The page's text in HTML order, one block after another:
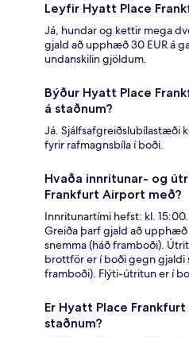
Leyfir Hyatt Place
Já, hundar og kettir mega
gjald að upphæð 30 EUR á
undanskilin gjöldum.
Býður Hyatt Place
á staðnum?
Já. Sjálfsafgreiðslubílastæði
fyrir rafmagnsbíla í boði.
Hvaða innritunar- og
Frankfurt Airport með?
Innritunartími hefst: kl.
Greiða þarf gjald að upphæð
snemma (háð framboði).
brottför er í boði gegn gjaldi
framboði). Flýti-útritun er í
Er Hyatt Place
staðnum?